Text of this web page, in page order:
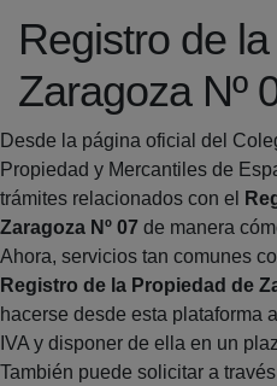
Registro de
Zaragoza Nº
Desde la página oficial del
Propiedad y Mercantiles de
trámites relacionados con el
Zaragoza Nº 07 de manera
Ahora, servicios tan comunes
Registro de la Propiedad de
hacerse desde esta plataforma
IVA y disponer de ella en un
También puede solicitar a